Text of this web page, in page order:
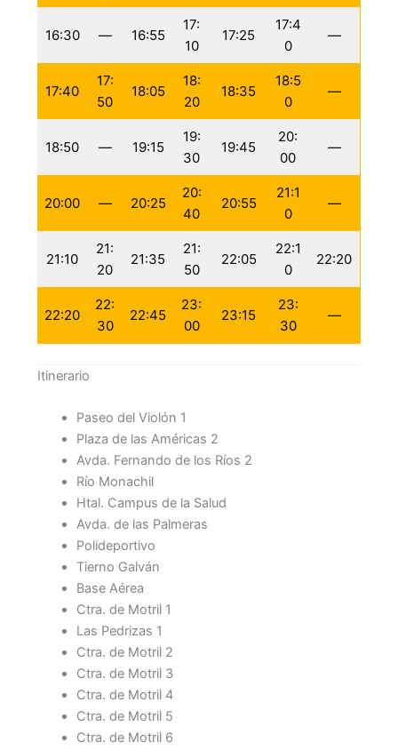
16:30 — 16:55
17:
10
17:25
17:4
0
—
17:40
17:
50
18:05
18:
20
18:35
18:5
0
—
18:50 — 19:15
19:
30
19:45
20:
00
—
20:00 — 20:25
20:
40
20:55
21:1
0
—
21:10
21:
20
21:35
21:
50
22:05
22:1
0
22:20
22:20
22:
30
22:45
23:
00
23:15
23:
30
—
Itinerario
Paseo del Violón 1
Plaza de las Américas 2
Avda. Fernando de los Ríos 2
Río Monachil
Htal. Campus de la Salud
Avda. de las Palmeras
Polideportivo
Tierno Galván
Base Aérea
Ctra. de Motril 1
Las Pedrizas 1
Ctra. de Motril 2
Ctra. de Motril 3
Ctra. de Motril 4
Ctra. de Motril 5
Ctra. de Motril 6